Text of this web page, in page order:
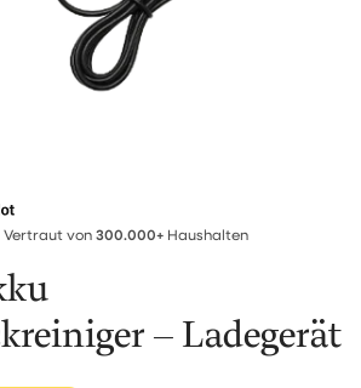
Vertraut von 300.000+ Haushalten
– Ladegerät